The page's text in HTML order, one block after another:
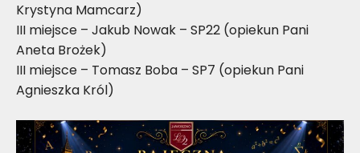
Krystyna Mamcarz)
III miejsce – Jakub Nowak – SP22 (opiekun Pani
Aneta Brożek)
III miejsce – Tomasz Boba – SP7 (opiekun Pani
Agnieszka Król)